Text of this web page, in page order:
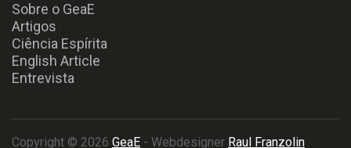
Sobre o GeaE
Artigos
Ciência Espírita
English Article
Entrevista
Copyright © 2026 GeaE - Webdesigner Raul Franzolin